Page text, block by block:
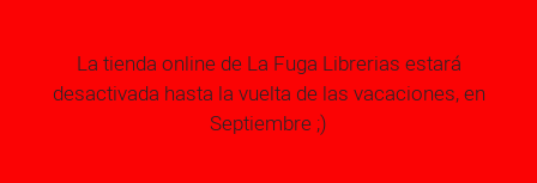
La tienda online de La Fuga Librerias estará
desactivada hasta la vuelta de las vacaciones, en
Septiembre ;)